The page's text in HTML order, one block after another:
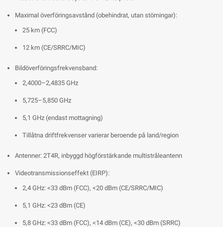
Maximal överföringsavstånd (obehindrat, utan störningar):
25 km (FCC)
12 km (CE/SRRC/MIC)
Bildöverföringsfrekvensband:
2,4000–2,4835 GHz
5,725–5,850 GHz
5,1 GHz (endast mottagning)
Tillåtna driftfrekvenser varierar beroende på land/region
Antenner: 2T4R, inbyggd högförstärkande multistråleantenn
Videotransmissionseffekt (EIRP):
2,4 GHz: <33 dBm (FCC), <20 dBm (CE/SRRC/MIC)
5,1 GHz: <23 dBm (CE)
5,8 GHz: <33 dBm (FCC), <14 dBm (CE), <30 dBm (SRRC)